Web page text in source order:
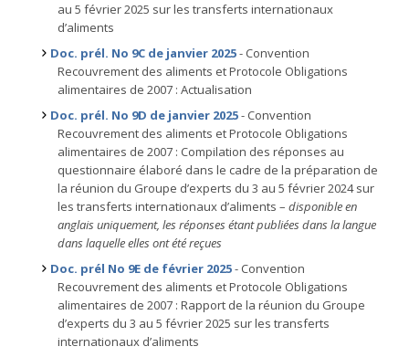
au 5 février 2025 sur les transferts internationaux
d’aliments
Doc. prél. No 9C de janvier 2025- Convention
Recouvrement des aliments et Protocole Obligations
alimentaires de 2007 : Actualisation
Doc. prél. No 9D de janvier 2025- Convention
Recouvrement des aliments et Protocole Obligations
alimentaires de 2007 : Compilation des réponses au
questionnaire élaboré dans le cadre de la préparation de
la réunion du Groupe d’experts du 3 au 5 février 2024 sur
les transferts internationaux d’aliments – disponible en
anglais uniquement, les réponses étant publiées dans la langue
dans laquelle elles ont été reçues
Doc. prél No 9E de février 2025- Convention
Recouvrement des aliments et Protocole Obligations
alimentaires de 2007 : Rapport de la réunion du Groupe
d’experts du 3 au 5 février 2025 sur les transferts
internationaux d’aliments